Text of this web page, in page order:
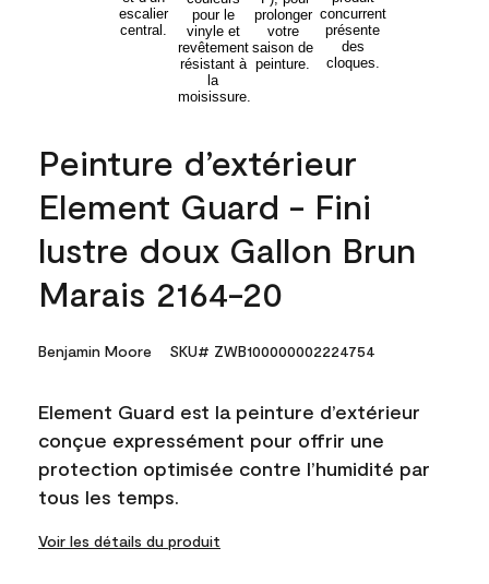
Peinture d’extérieur
Element Guard - Fini
lustre doux Gallon Brun
Marais 2164-20
Benjamin Moore SKU# ZWB100000002224754
Element Guard est la peinture d’extérieur
conçue expressément pour offrir une
protection optimisée contre l’humidité par
tous les temps.
Voir les détails du produit